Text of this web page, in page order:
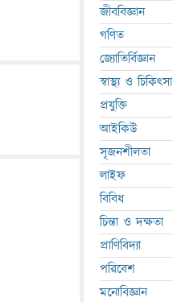
জীববিজ্ঞান
গণিত
জ্যোতির্বিজ্ঞান
স্বাস্থ্য ও চিকিৎসা
প্রযুক্তি
আইকিউ
সৃজনশীলতা
লাইফ
বিবিধ
চিন্তা ও দক্ষতা
প্রাণিবিদ্যা
পরিবেশ
মনোবিজ্ঞান